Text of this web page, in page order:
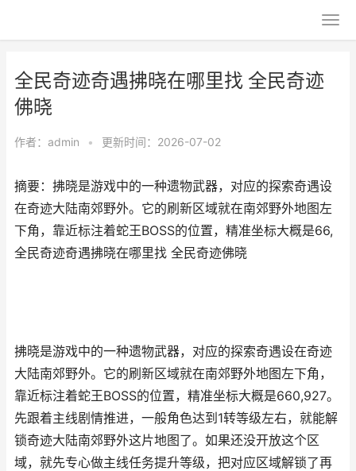
全民奇迹奇遇拂晓在哪里找 全民奇迹
佛晓
作者： admin • 更新时间：2026-07-02
摘要：拂晓是游戏中的一种遗物武器，对应的探索奇遇设
在奇迹大陆南郊野外。它的刷新区域就在南郊野外地图左
下角，靠近标注着蛇王BOSS的位置，精准坐标大概是66,
全民奇迹奇遇拂晓在哪里找 全民奇迹佛晓
拂晓是游戏中的一种遗物武器，对应的探索奇遇设在奇迹
大陆南郊野外。它的刷新区域就在南郊野外地图左下角，
靠近标注着蛇王BOSS的位置，精准坐标大概是660,927。
先跟着主线剧情推进，一般角色达到1转等级左右，就能解
锁奇迹大陆南郊野外这片地图了。如果还没开放这个区
域，就先专心做主线任务提升等级，把对应区域解锁了再